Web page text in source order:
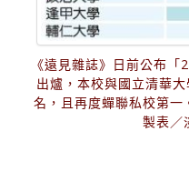
《遠見雜誌》日前公布
出爐，本校與國立清華
名，且再度蟬聯私校第一
製表／